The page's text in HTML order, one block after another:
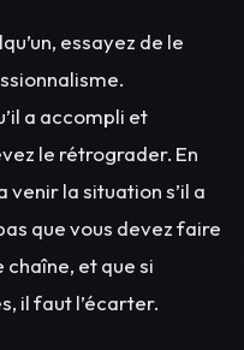
essayez de le
a accompli et
le rétrograder. En
la situation s’il a
que vous devez faire
chaîne, et que si
il faut l’écarter.